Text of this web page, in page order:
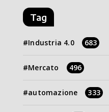
Tag
Industria 4.0 683
Mercato 496
automazione 333